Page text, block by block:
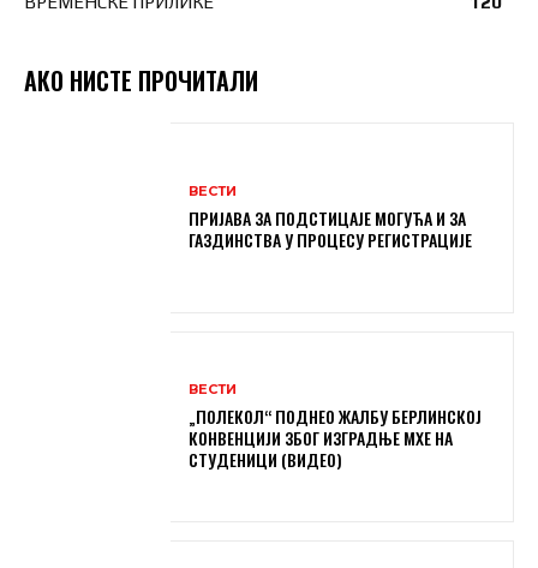
АКО НИСТЕ ПРОЧИТАЛИ
ВЕСТИ
ПРИЈАВА ЗА ПОДСТИЦАЈЕ МОГУЋА И ЗА
ГАЗДИНСТВА У ПРОЦЕСУ РЕГИСТРАЦИЈЕ
ВЕСТИ
„ПОЛЕКОЛ“ ПОДНЕО ЖАЛБУ БЕРЛИНСКОЈ
КОНВЕНЦИЈИ ЗБОГ ИЗГРАДЊЕ МХЕ НА
СТУДЕНИЦИ (ВИДЕО)